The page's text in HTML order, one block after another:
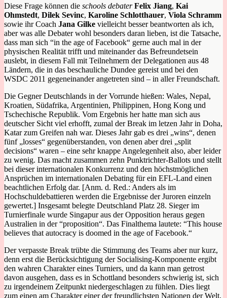
Diese Frage können die schools debater Felix Jiang, Kai
Ohmstedt, Dilek Sevinc, Karoline Schlotthauer, Viola Schramm
sowie ihr Coach Jana Gilke vielleicht besser beantworten als ich,
aber was alle Debater wohl besonders daran lieben, ist die Tatsache,
dass man sich “in the age of Facebook“ gerne auch mal in der
physischen Realität trifft und miteinander das Befreundetsein
auslebt, in diesem Fall mit Teilnehmern der Delegationen aus 48
Ländern, die in das beschauliche Dundee gereist und bei den
WSDC 2011 gegeneinander angetreten sind – in aller Freundschaft.
Die Gegner Deutschlands in der Vorrunde hießen: Wales, Nepal,
Kroatien, Südafrika, Argentinien, Philippinen, Hong Kong und
Tschechische Republik. Vom Ergebnis her hatte man sich aus
deutscher Sicht viel erhofft, zumal der Break im letzen Jahr in Doha,
Katar zum Greifen nah war. Dieses Jahr gab es drei „wins“, denen
fünf „losses“ gegenüberstanden, von denen aber drei „split
decisions“ waren – eine sehr knappe Angelegenheit also, aber leider
zu wenig. Das macht zusammen zehn Punktrichter-Ballots und stellt
bei dieser internationalen Konkurrenz und den höchstmöglichen
Ansprüchen im internationalen Debating für ein EFL-Land einen
beachtlichen Erfolg dar. [Anm. d. Red.: Anders als im
Hochschuldebattieren werden die Ergebnisse der Juroren einzeln
gewertet.] Insgesamt belegte Deutschland Platz 28. Sieger im
Turnierfinale wurde Singapur aus der Opposition heraus gegen
Australien in der “proposition“. Das Finalthema lautete: “This house
believes that autocracy is doomed in the age of Facebook.“
Der verpasste Break trübte die Stimmung des Teams aber nur kurz,
denn erst die Berücksichtigung der Socialising-Komponente ergibt
den wahren Charakter eines Turniers, und da kann man getrost
davon ausgehen, dass es in Schottland besonders schwierig ist, sich
zu irgendeinem Zeitpunkt niedergeschlagen zu fühlen. Dies liegt
zum einen am Charakter einer der freundlichsten Nationen der Welt,